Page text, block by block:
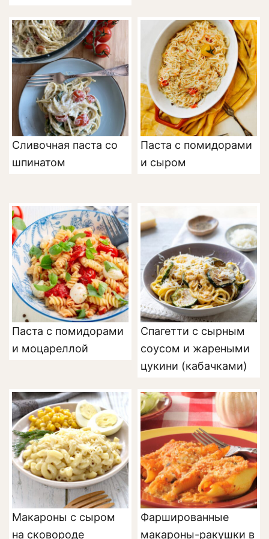
Сливочная паста со
шпинатом
Паста с помидорами
и сыром
Паста с помидорами
и моцареллой
Спагетти с сырным
соусом и жареными
цукини (кабачками)
Макароны с сыром
на сковороде
Фаршированные
макароны-ракушки в